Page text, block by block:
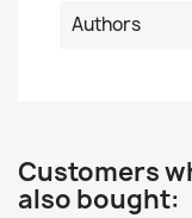
Authors
Customers
also bought: